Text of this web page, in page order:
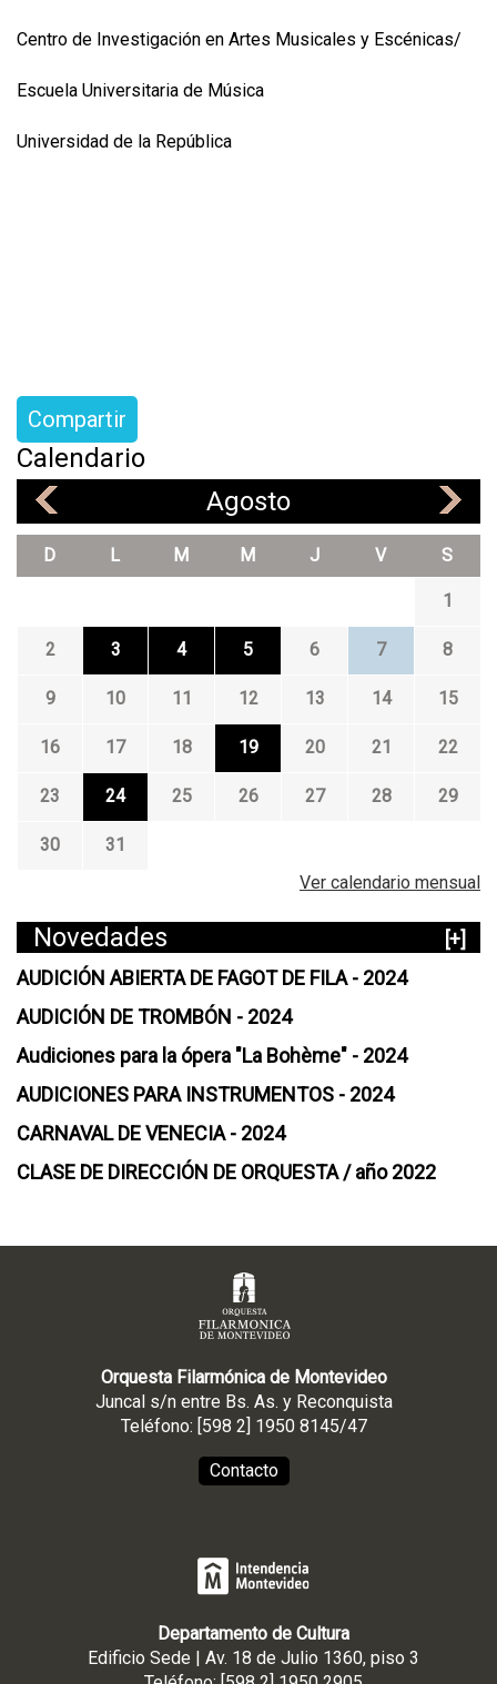
Centro de Investigación en Artes Musicales y Escénicas/
Escuela Universitaria de Música
Universidad de la República
Compartir
Calendario
Agosto
D L M M J V S
1
2 3 4 5 6 7 8
9 10 11 12 13 14 15
16 17 18 19 20 21 22
23 24 25 26 27 28 29
30
31
Ver calendario mensual
Novedades
[+]
AUDICIÓN ABIERTA DE FAGOT DE FILA - 2024
AUDICIÓN DE TROMBÓN - 2024
Audiciones para la ópera "La Bohème" - 2024
AUDICIONES PARA INSTRUMENTOS - 2024
CARNAVAL DE VENECIA - 2024
CLASE DE DIRECCIÓN DE ORQUESTA / año 2022
Orquesta Filarmónica de Montevideo
Juncal s/n entre Bs. As. y Reconquista
Teléfono: [598 2] 1950 8145/47
Contacto
Departamento de Cultura
Edificio Sede | Av. 18 de Julio 1360, piso 3